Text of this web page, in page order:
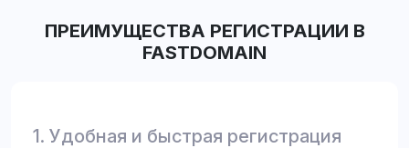
ПРЕИМУЩЕСТВА РЕГИСТРАЦИИ В
FASTDOMAIN
1. Удобная и быстрая регистрация